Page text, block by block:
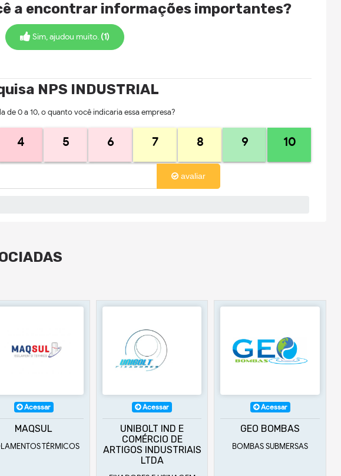
a encontrar informações importantes?
Sim, ajudou muito. (1)
NPS INDUSTRIAL
de 0 a 10, o quanto você indicaria essa empresa?
4 5 6 7 8 9 10
avaliar
Acessar
UNIBOLT IND E
INDUSTRIAIS
Acessar
GEO BOMBAS
BOMBAS SUBMERSAS
Acessar
MACOL NEW BIKE
FABRICA DE BICICLETAS